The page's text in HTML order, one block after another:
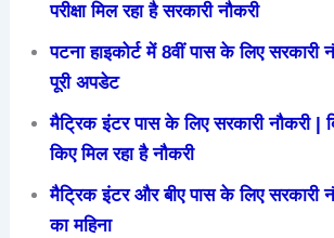
परीक्षा मिल रहा है सरकारी नौकरी
पटना हाइकोर्ट में 8वीं पास के लिए सरकारी
पूरी अपडेट
मैट्रिक इंटर पास के लिए सरकारी नौकरी |
किए मिल रहा है नौकरी
मैट्रिक इंटर और बीए पास के लिए सरकारी
का महिना